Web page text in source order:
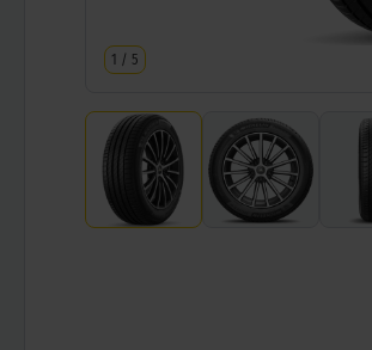
1 / 5